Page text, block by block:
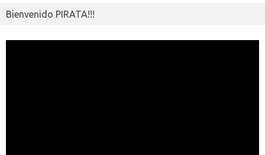
Bienvenido PIRATA!!!